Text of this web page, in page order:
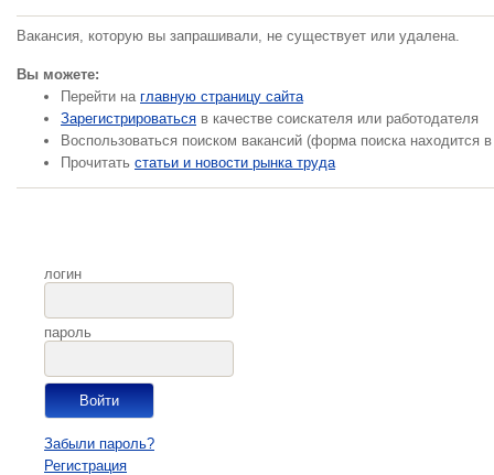
Вакансия, которую вы запрашивали, не существует или удалена.
Вы можете:
Перейти на главную страницу сайта
Зарегистрироваться в качестве соискателя или работодателя
Воспользоваться поиском вакансий (форма поиска находится
Прочитать статьи и новости рынка труда
логин
пароль
Забыли пароль?
Регистрация